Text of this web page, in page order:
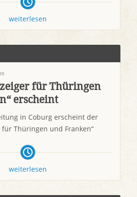
weiterlesen
für Thüringen
erscheint
in Coburg erscheint der
für Thüringen und Franken“
weiterlesen